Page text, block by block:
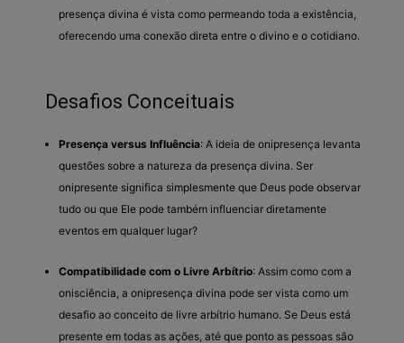
presença divina é vista como permeando toda a existência,
oferecendo uma conexão direta entre o divino e o cotidiano.
Desafios Conceituais
Presença versus Influência: A ideia de onipresença levanta
questões sobre a natureza da presença divina. Ser
onipresente significa simplesmente que Deus pode observar
tudo ou que Ele pode também influenciar diretamente
eventos em qualquer lugar?
Compatibilidade com o Livre Arbítrio: Assim como com a
onisciência, a onipresença divina pode ser vista como um
desafio ao conceito de livre arbítrio humano. Se Deus está
presente em todas as ações, até que ponto as pessoas são